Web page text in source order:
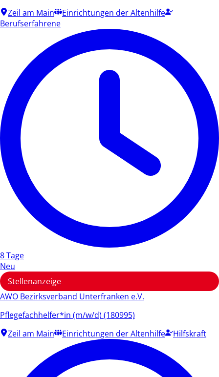
Zeil am Main
Einrichtungen der Altenhilfe
Berufserfahrene
8 Tage
Neu
Stellenanzeige
AWO Bezirksverband Unterfranken e.V.
Pflegefachhelfer*in (m/w/d) (180995)
Zeil am Main
Einrichtungen der Altenhilfe Hilfskraft